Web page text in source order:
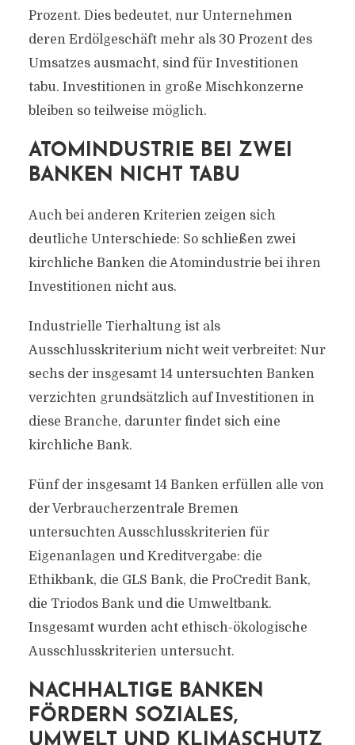
Prozent. Dies bedeutet, nur Unternehmen
deren Erdölgeschäft mehr als 30 Prozent des
Umsatzes ausmacht, sind für Investitionen
tabu. Investitionen in große Mischkonzerne
bleiben so teilweise möglich.
ATOMINDUSTRIE BEI ZWEI
BANKEN NICHT TABU
Auch bei anderen Kriterien zeigen sich
deutliche Unterschiede: So schließen zwei
kirchliche Banken die Atomindustrie bei ihren
Investitionen nicht aus.
Industrielle Tierhaltung ist als
Ausschlusskriterium nicht weit verbreitet: Nur
sechs der insgesamt 14 untersuchten Banken
verzichten grundsätzlich auf Investitionen in
diese Branche, darunter findet sich eine
kirchliche Bank.
Fünf der insgesamt 14 Banken erfüllen alle von
der Verbraucherzentrale Bremen
untersuchten Ausschlusskriterien für
Eigenanlagen und Kreditvergabe: die
Ethikbank, die GLS Bank, die ProCredit Bank,
die Triodos Bank und die Umweltbank.
Insgesamt wurden acht ethisch-ökologische
Ausschlusskriterien untersucht.
NACHHALTIGE BANKEN
FÖRDERN SOZIALES,
UMWELT UND KLIMASCHUTZ